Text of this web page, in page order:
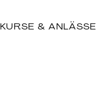
KURSE & ANLÄSSE